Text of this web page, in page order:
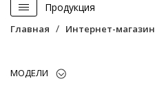
Продукция
Главная Интернет-магазин
МОДЕЛИ